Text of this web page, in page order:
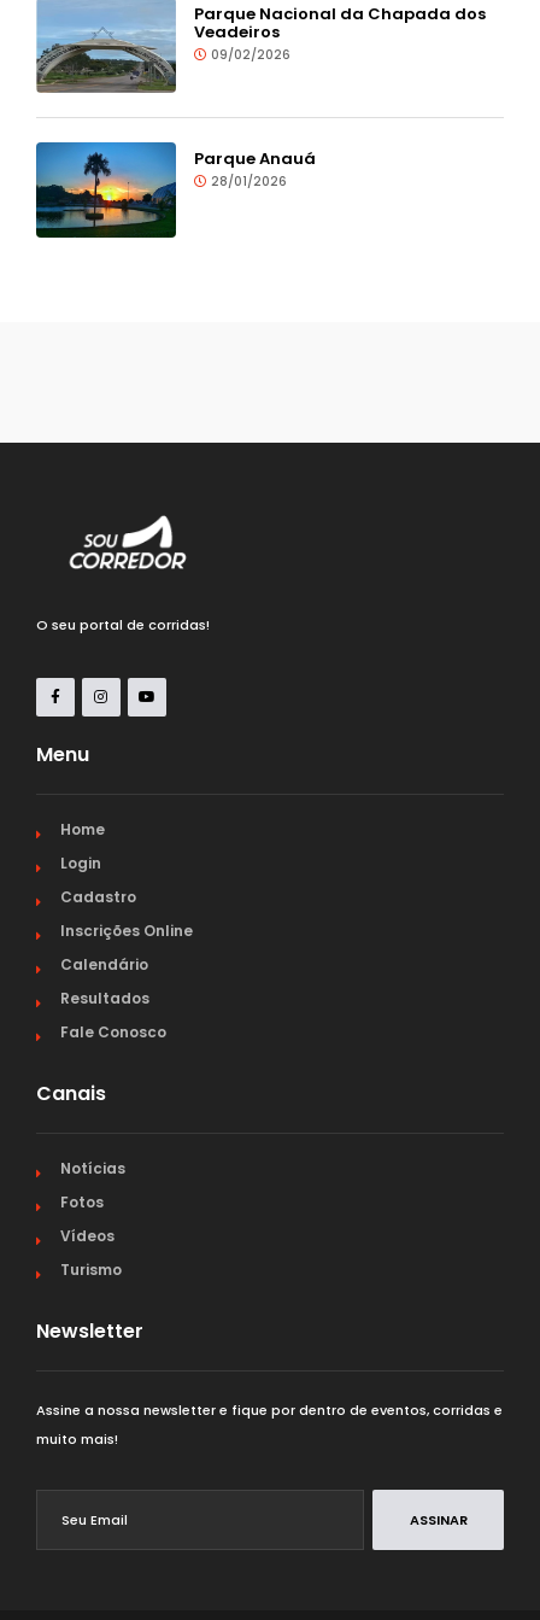
Parque Nacional da Chapada dos
Veadeiros
09/02/2026
Parque Anauá
28/01/2026
O seu portal de corridas!
Menu
Home
Login
Cadastro
Inscrições Online
Calendário
Resultados
Fale Conosco
Canais
Notícias
Fotos
Vídeos
Turismo
Newsletter
Assine a nossa newsletter e fique por dentro de eventos, corridas e
muito mais!
ASSINAR